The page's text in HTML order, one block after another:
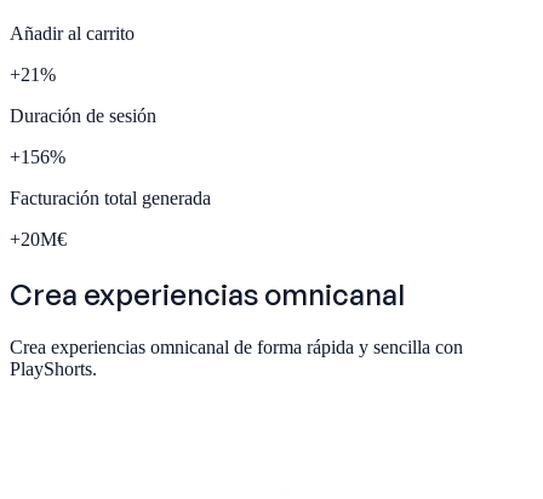
Añadir al carrito
+21%
Duración de sesión
+156%
Facturación total generada
+20M€
Crea experiencias omnicanal
Crea experiencias omnicanal de forma rápida y sencilla con
PlayShorts.